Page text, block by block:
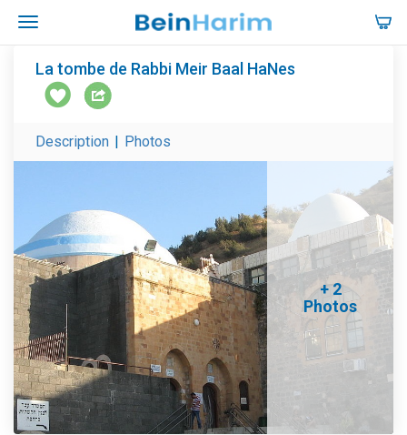
La tombe de Rabbi Meir Baal HaNes
Description | Photos
+ 2
Photos